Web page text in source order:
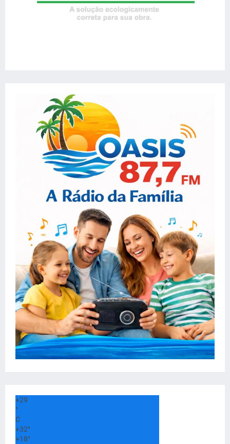
+29
°
C
+32°
+18°